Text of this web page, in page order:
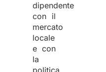
dipendente
con il
mercato
locale
e con
la
politica